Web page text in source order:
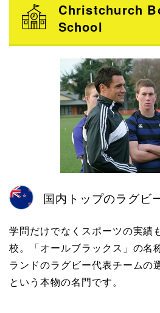
Christchurch
School
国内トップのラグビ
学問だけでなくスポーツの実績
校。「オールブラックス」の名
ランドのラグビー代表チームの
という本物の名門です。